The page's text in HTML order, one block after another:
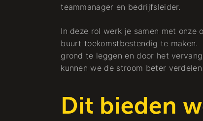
teammanager en bedrijfsleider.
In deze rol werk je samen met
buurt toekomstbestendig te
grond te leggen en door het
kunnen we de stroom beter
Dit bieden